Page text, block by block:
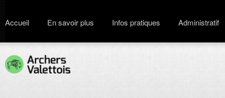
Accueil En savoir plus Infos pratiques Administratif